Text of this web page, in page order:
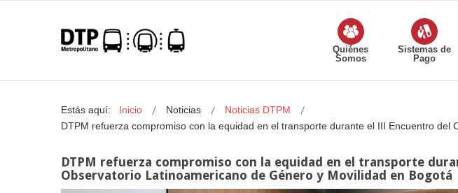
Quiénes
Somos
Sistemas de
Pago
Estás aquí: Inicio Noticias
Noticias DTPM
DTPM refuerza compromiso con la equidad en el transporte durante el III Encuentro
DTPM refuerza compromiso con la equidad en el transporte
Observatorio Latinoamericano de Género y Movilidad en Bogotá